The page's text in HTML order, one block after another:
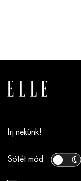
Írj nekünk!
Sötét mód